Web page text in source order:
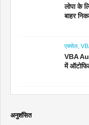
लोपा के
बाहर
एक्सेल,
VBA
में
अनुशंसित